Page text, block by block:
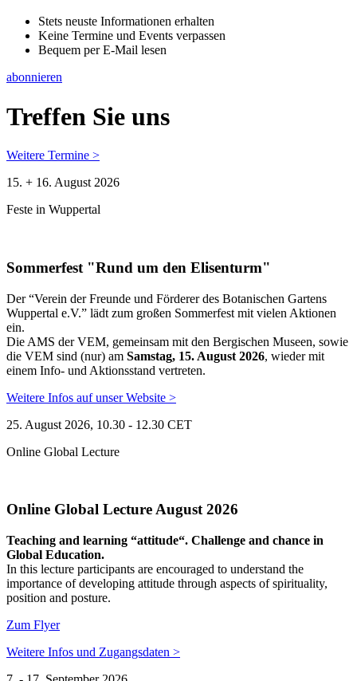
Stets neuste Informationen erhalten
Keine Termine und Events verpassen
Bequem per E-Mail lesen
abonnieren
Treffen Sie uns
Weitere Termine >
15. + 16. August 2026
Feste in Wuppertal
Sommerfest "Rund um den Elisenturm"
Der “Verein der Freunde und Förderer des Botanischen Gartens
Wuppertal e.V.” lädt zum großen Sommerfest mit vielen Aktionen
ein.
Die AMS der VEM, gemeinsam mit den Bergischen Museen, sowie
die VEM sind (nur) am Samstag, 15. August 2026, wieder mit
einem Info- und Aktionsstand vertreten.
Weitere Infos auf unser Website >
25. August 2026, 10.30 - 12.30 CET
Online Global Lecture
Online Global Lecture August 2026
Teaching and learning “attitude“. Challenge and chance in
Global Education.
In this lecture participants are encouraged to understand the
importance of developing attitude through aspects of spirituality,
position and posture.
Zum Flyer
Weitere Infos und Zugangsdaten >